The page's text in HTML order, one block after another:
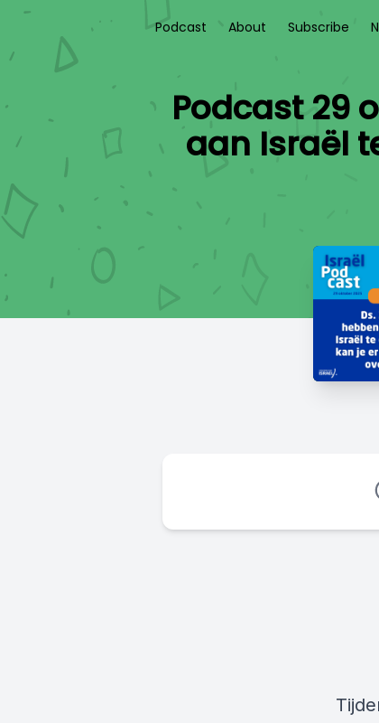
Podcast About Subscribe
Podcast 29
aan Israël